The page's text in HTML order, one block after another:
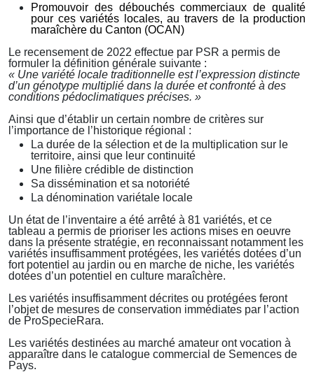
Promouvoir des débouchés commerciaux de qualité
pour ces variétés locales, au travers de la production
maraîchère du Canton (OCAN)
Le recensement de 2022 effectue par PSR a permis de
formuler la définition générale suivante :
« Une variété locale traditionnelle est l’expression distincte
d’un génotype multiplié dans la durée et confronté à des
conditions pédoclimatiques précises. »
Ainsi que d’établir un certain nombre de critères sur
l’importance de l’historique régional :
La durée de la sélection et de la multiplication sur le
territoire, ainsi que leur continuité
Une filière crédible de distinction
Sa dissémination et sa notoriété
La dénomination variétale locale
Un état de l’inventaire a été arrêté à 81 variétés, et ce
tableau a permis de prioriser les actions mises en oeuvre
dans la présente stratégie, en reconnaissant notamment les
variétés insuffisamment protégées, les variétés dotées d’un
fort potentiel au jardin ou en marche de niche, les variétés
dotées d’un potentiel en culture maraîchère.
Les variétés insuffisamment décrites ou protégées feront
l’objet de mesures de conservation immédiates par l’action
de ProSpecieRara.
Les variétés destinées au marché amateur ont vocation à
apparaître dans le catalogue commercial de Semences de
Pays.